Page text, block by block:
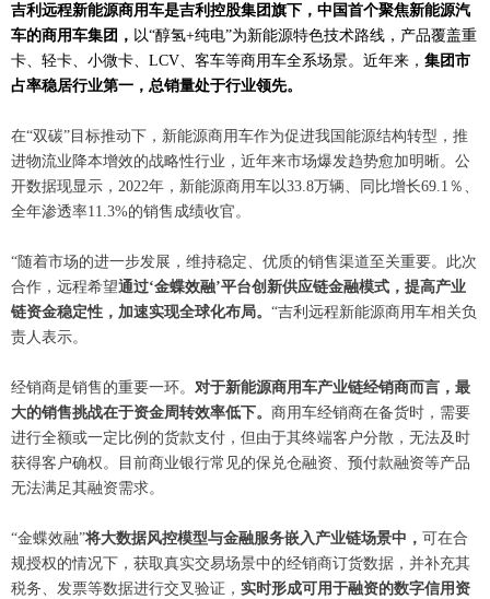
吉利远程新能源商用车是吉利控股集团旗下，中国首个聚焦新能源汽
车的商用车集团， 以“醇氢+纯电”为新能源特色技术路线，产品覆盖重
卡、轻卡、小微卡、LCV、客车等商用车全系场景。近年来， 集团市
占率稳居行业第一，总销量处于行业领先。
在“双碳”目标推动下，新能源商用车作为促进我国能源结构转型，推
进物流业降本增效的战略性行业，近年来市场爆发趋势愈加明晰。公
开数据现显示，2022年，新能源商用车以33.8万辆、同比增长69.1％、
全年渗透率11.3%的销售成绩收官。
“随着市场的进一步发展，维持稳定、优质的销售渠道至关重要。此次
合作，远程希望通过‘金蝶效融’平台创新供应链金融模式，提高产业
链资金稳定性，加速实现全球化布局。 “吉利远程新能源商用车相关负
责人表示。
经销商是销售的重要一环。 对于新能源商用车产业链经销商而言，最
大的销售挑战在于资金周转效率低下。 商用车经销商在备货时，需要
进行全额或一定比例的货款支付，但由于其终端客户分散，无法及时
获得客户确权。目前商业银行常见的保兑仓融资、预付款融资等产品
无法满足其融资需求。
“金蝶效融”将大数据风控模型与金融服务嵌入产业链场景中， 可在合
规授权的情况下，获取真实交易场景中的经销商订货数据，并补充其
税务、发票等数据进行交叉验证， 实时形成可用于融资的数字信用资